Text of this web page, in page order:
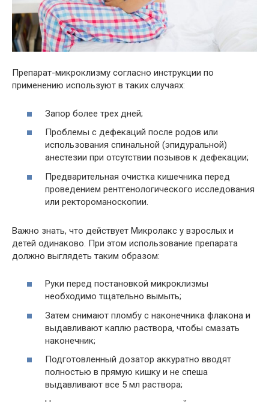
Препарат-микроклизму согласно инструкции по
применению используют в таких случаях:
Запор более трех дней;
Проблемы с дефекаций после родов или
использования спинальной (эпидуральной)
анестезии при отсутствии позывов к дефекации;
Предварительная очистка кишечника перед
проведением рентгенологического исследования
или ректороманоскопии.
Важно знать, что действует Микролакс у взрослых и
детей одинаково. При этом использование препарата
должно выглядеть таким образом:
Руки перед постановкой микроклизмы
необходимо тщательно вымыть;
Затем снимают пломбу с наконечника флакона и
выдавливают каплю раствора, чтобы смазать
наконечник;
Подготовленный дозатор аккуратно вводят
полностью в прямую кишку и не спеша
выдавливают все 5 мл раствора;